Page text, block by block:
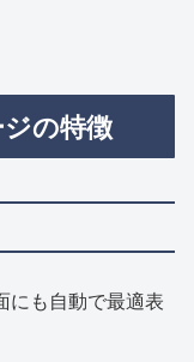
の特徴
にも自動で最適表